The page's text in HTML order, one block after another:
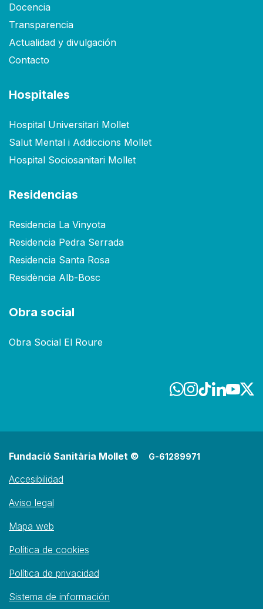
Docencia
Transparencia
Actualidad y divulgación
Contacto
Hospitales
Hospital Universitari Mollet
Salut Mental i Addiccions Mollet
Hospital Sociosanitari Mollet
Residencias
Residencia La Vinyota
Residencia Pedra Serrada
Residencia Santa Rosa
Residència Alb-Bosc
Obra social
Obra Social El Roure
Fundació Sanitària Mollet © G-61289971
Accesibilidad
Aviso legal
Mapa web
Política de cookies
Política de privacidad
Sistema de información